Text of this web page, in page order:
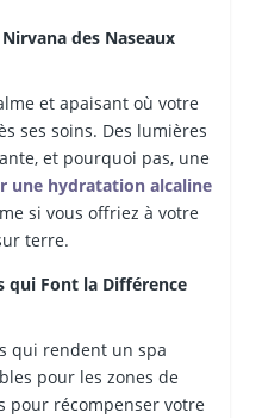
des Naseaux
et apaisant où votre
ses soins. Des lumières
et pourquoi pas, une
une hydratation alcaline
si vous offriez à votre
terre.
qui Font la Différence
qui rendent un spa
pour les zones de
pour récompenser votre